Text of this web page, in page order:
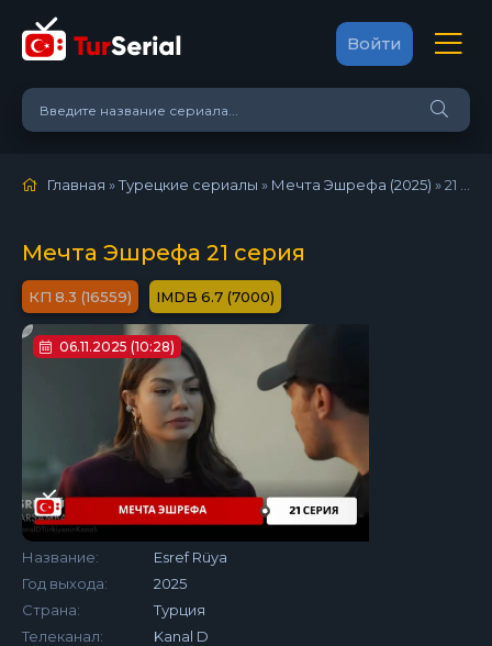
Войти
Главная »Турецкие сериалы » Мечта Эшрефа (2025) »21 серия
Мечта Эшрефа 21 серия
8.3 (16559) 6.7 (7000)
06.11.2025 (10:28)
Название:
Esref Rüya
Год выхода:
2025
Страна:
Турция
Телеканал:
Kanal D